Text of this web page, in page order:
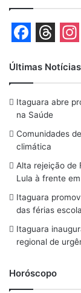
a
c
e
b
o
o
k
h
r
e
a
d
s
n
s
t
a
r
a
m
Últimas Notícias
Itaguara abre
na Saúde
Comunidades
climática
Alta rejeição de
Lula à frente
Itaguara
das férias
Itaguara
regional de
Horóscopo